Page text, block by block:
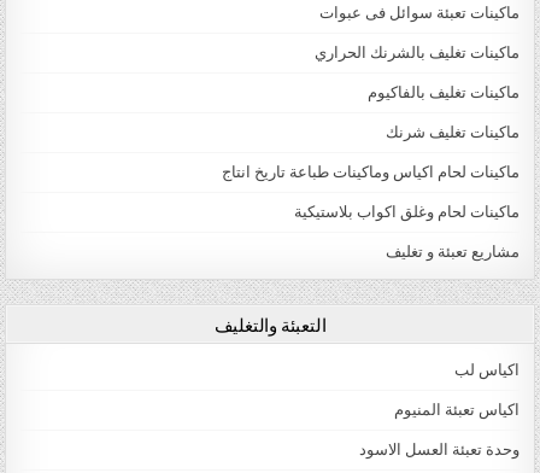
ماكينات تعبئة سوائل فى عبوات
ماكينات تغليف بالشرنك الحراري
ماكينات تغليف بالفاكيوم
ماكينات تغليف شرنك
ماكينات لحام اكياس وماكينات طباعة تاريخ انتاج
ماكينات لحام وغلق اكواب بلاستيكية
مشاريع تعبئة و تغليف
التعبئة والتغليف
اكياس لب
اكياس تعبئة المنيوم
وحدة تعبئة العسل الاسود